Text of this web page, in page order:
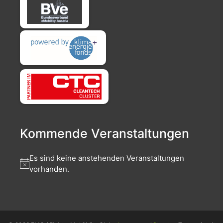
Kommende Veranstaltungen
Es sind keine anstehenden Veranstaltungen
vorhanden.